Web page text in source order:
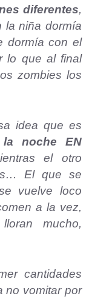
diferentes,
la niña dormía
dormía con el
lo que al final
zombies los
idea que es
la noche EN
el otro
El que se
vuelve loco
a la vez,
mucho,
cantidades
no vomitar por